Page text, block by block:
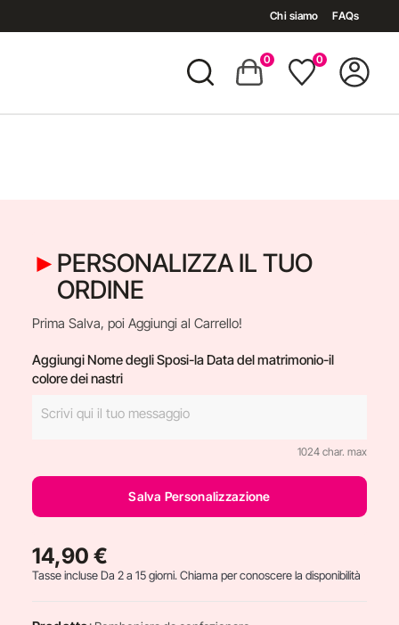
Chi siamo FAQs
0 0
PERSONALIZZA IL TUO
ORDINE
Prima Salva, poi Aggiungi al Carrello!
Aggiungi Nome degli Sposi-la Data del matrimonio-il
colore dei nastri
1024 char. max
Salva Personalizzazione
14,90 €
Tasse incluseDa 2 a 15 giorni. Chiama per conoscere la disponibilità